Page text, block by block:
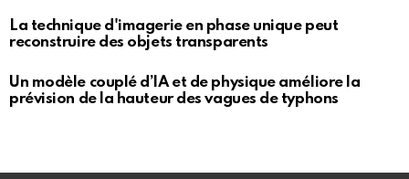
La technique d'imagerie en phase unique peut
reconstruire des objets transparents
Un modèle couplé d’IA et de physique améliore la
prévision de la hauteur des vagues de typhons